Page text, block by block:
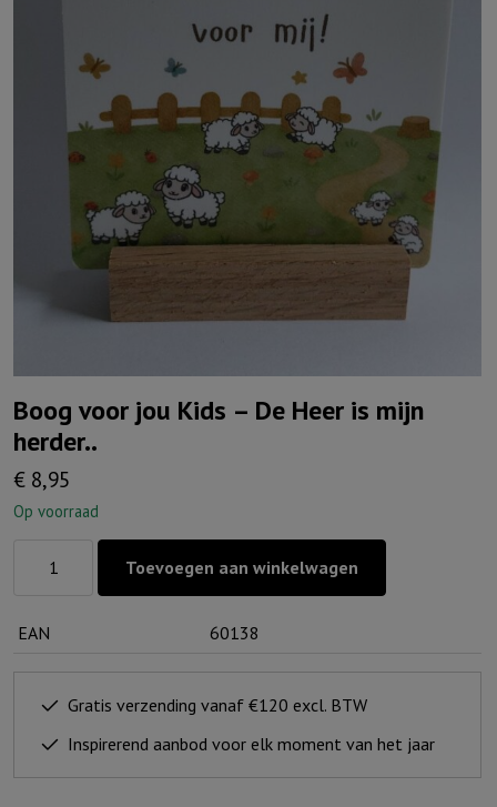
Boog voor jou Kids – De Heer is mijn
herder..
€ 8,95
Op voorraad
Kids
-
Toevoegen aan winkelwagen
EAN 60138
Gratis verzending vanaf €120 excl. BTW
Inspirerend aanbod voor elk moment van het jaar